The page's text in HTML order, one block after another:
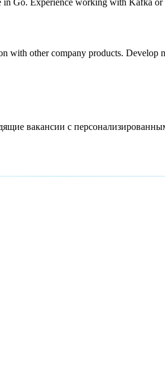
with other company products. Develop
вакансии с